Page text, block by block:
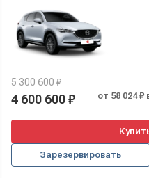
5 300 600 ₽
4 600 600 ₽ от 58 024
Зарезервировать